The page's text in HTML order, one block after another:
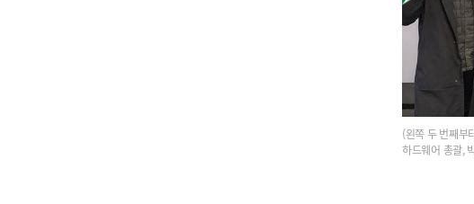
(왼쪽 두 번째
하드웨어 총괄,